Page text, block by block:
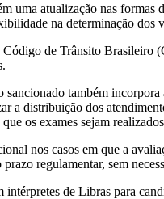
uma atualização nas formas
na determinação dos
Código de Trânsito
sancionado também
a distribuição dos
os exames sejam
nos casos em que a
regulamentar, sem
de Libras para